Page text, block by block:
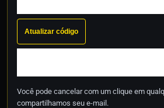
Atualizar código
Você pode cancelar com um clique em
compartilhamos seu e-mail.